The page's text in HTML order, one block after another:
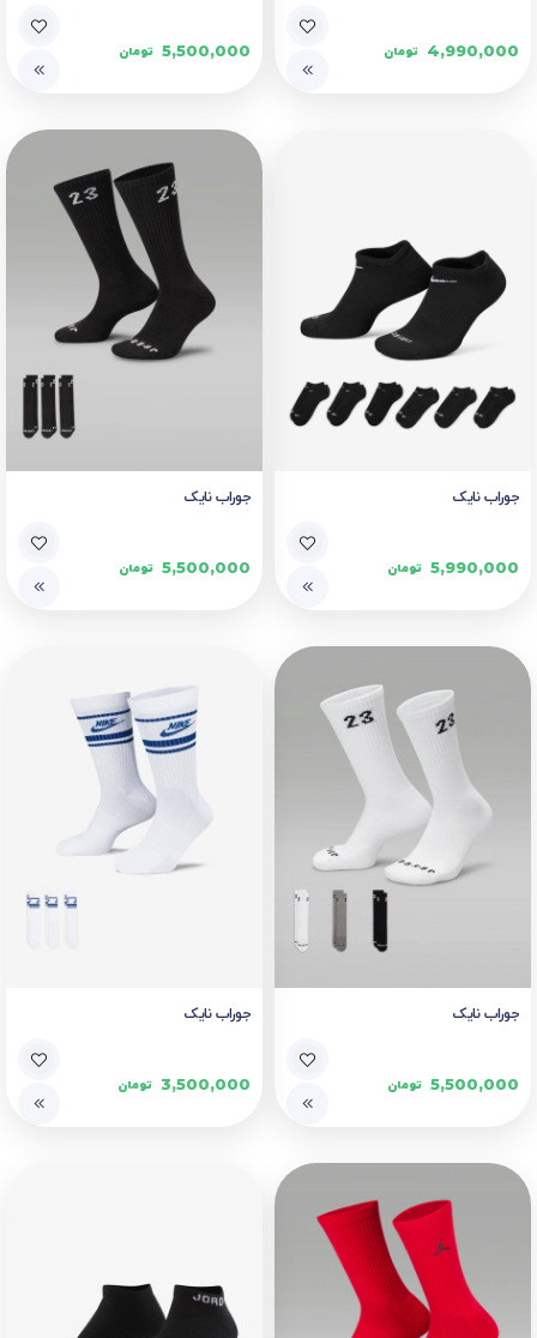
4,990,000 تومان 5,500,000 تومان
جوراب نایک
5,990,000 تومان
جوراب نایک
5,500,000 تومان
جوراب نایک
5,500,000 تومان
جوراب نایک
3,500,000 تومان